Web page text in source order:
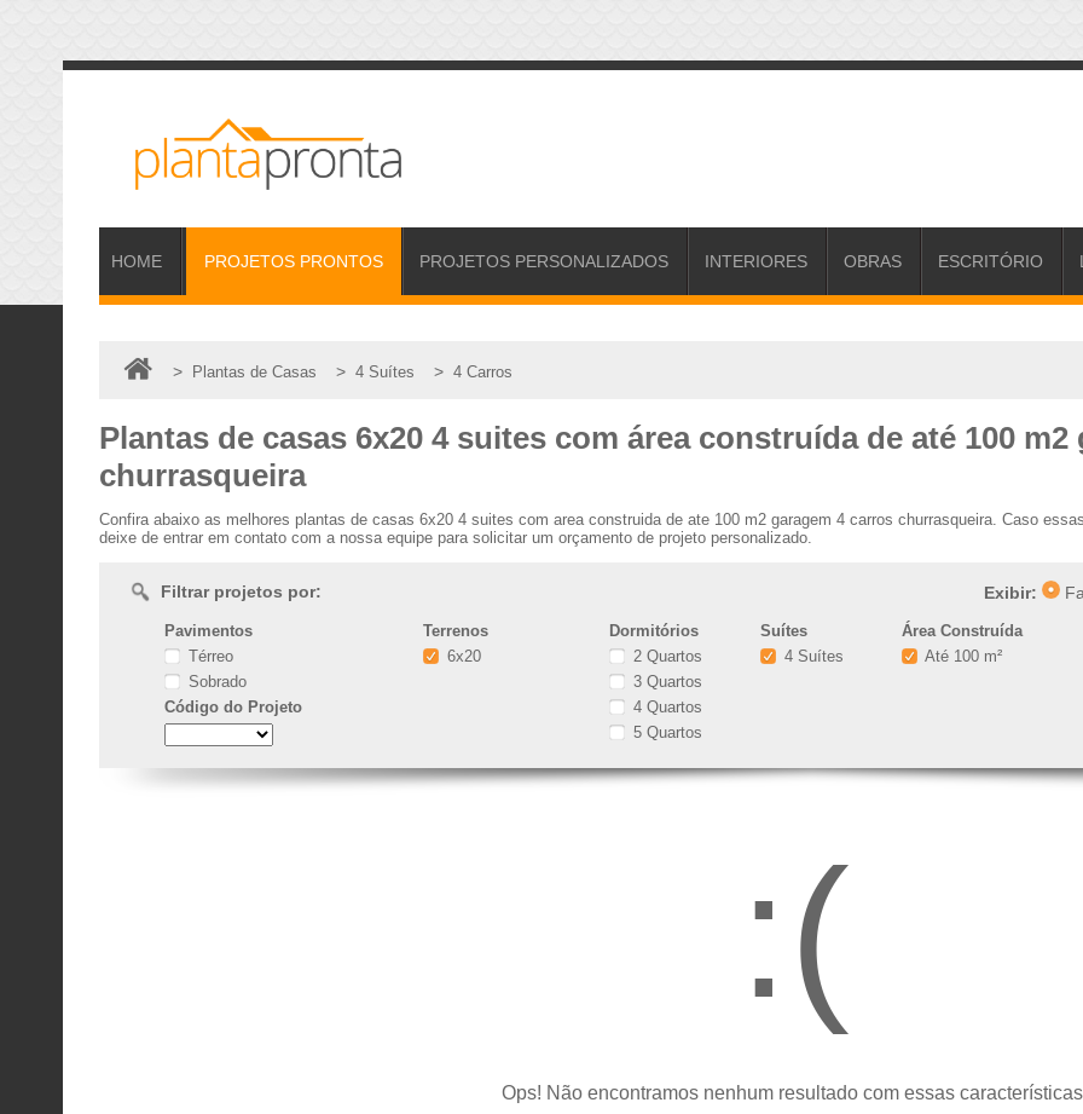
HOME PROJETOS PRONTOS PROJETOS PERSONALIZADOS INTERIORES OBRAS ESCRITÓRIO
> Plantas de Casas > 4 Suítes > 4 Carros
Plantas de casas 6x20 4 suites com área construída de até 100 m2
churrasqueira
Confira abaixo as melhores plantas de casas 6x20 4 suites com area construida de ate 100 m2 garagem 4 carros churrasqueira. Caso
deixe de entrar em contato com a nossa equipe para solicitar um orçamento de projeto personalizado.
Filtrar projetos por: Exibir:
Pavimentos
Térreo
Sobrado
Código do Projeto
Terrenos
6x20
Dormitórios
2 Quartos
3 Quartos
4 Quartos
5 Quartos
Suítes
4 Suítes
Área Construída
Até 100 m²
:(
Ops! Não encontramos nenhum resultado com essas